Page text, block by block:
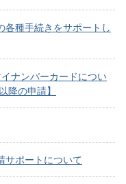
各種手続きをサポートし
ナンバーカードについ
降の申請】
サポートについて